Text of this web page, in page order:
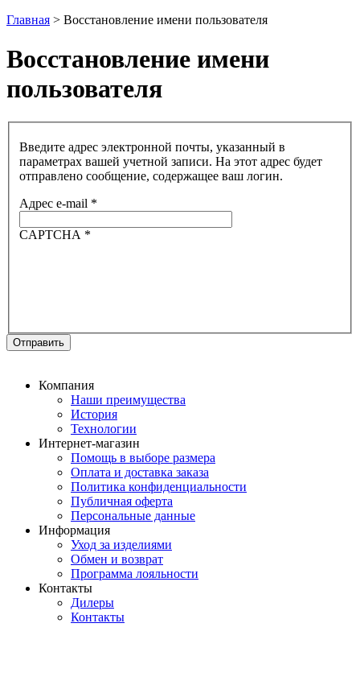
Главная > Восстановление имени пользователя
Восстановление имени
пользователя
Введите адрес электронной почты, указанный в
параметрах вашей учетной записи. На этот адрес будет
отправлено сообщение, содержащее ваш логин.
Адрес e-mail *
CAPTCHA *
Отправить
Компания
Наши преимущества
История
Технологии
Интернет-магазин
Помощь в выборе размера
Оплата и доставка заказа
Политика конфиденциальности
Публичная оферта
Персональные данные
Информация
Уход за изделиями
Обмен и возврат
Программа лояльности
Контакты
Дилеры
Контакты